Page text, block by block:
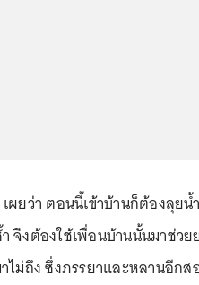
ผยว่า ตอนนี้เข้าบ้านก็ต้องลุยน้
จึงต้องใช้เพื่อนบ้านนั้นมาช่วย
ไม่ถึง ซึ่งภรรยาและหลานอีก